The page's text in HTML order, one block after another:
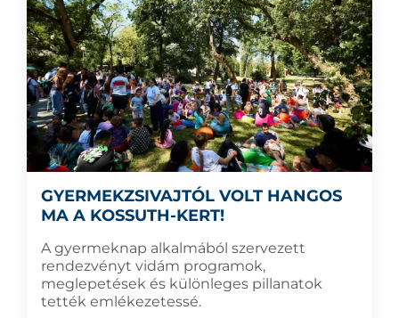
GYERMEKZSIVAJTÓL VOLT HANGOS
MA A KOSSUTH-KERT!
A gyermeknap alkalmából szervezett
rendezvényt vidám programok,
meglepetések és különleges pillanatok
tették emlékezetessé.